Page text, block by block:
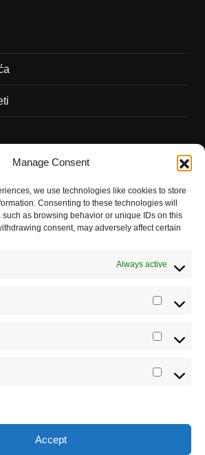
Manage Consent
we use technologies like cookies to store
Consenting to these technologies will
as browsing behavior or unique IDs on this
consent, may adversely affect certain
Always active
Accept
o arheologiji 2019-2026